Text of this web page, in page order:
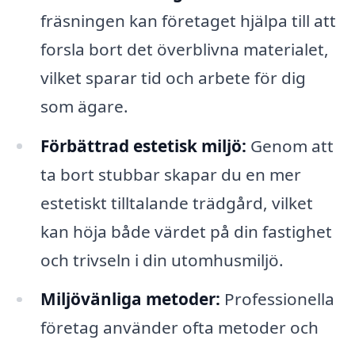
fräsningen kan företaget hjälpa till att
forsla bort det överblivna materialet,
vilket sparar tid och arbete för dig
som ägare.
Förbättrad estetisk miljö: Genom att
ta bort stubbar skapar du en mer
estetiskt tilltalande trädgård, vilket
kan höja både värdet på din fastighet
och trivseln i din utomhusmiljö.
Miljövänliga metoder: Professionella
företag använder ofta metoder och